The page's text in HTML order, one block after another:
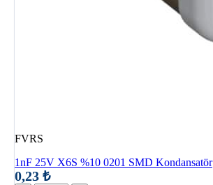
FVRS
1nF 25V X6S %10 0201 SMD Kondansatör
0,23 ₺